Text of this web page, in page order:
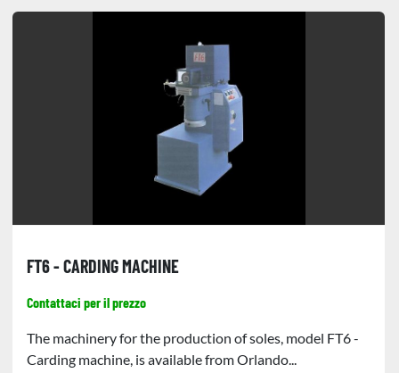
FT6 - CARDING MACHINE
Contattaci per il prezzo
The machinery for the production of soles, model FT6 -
Carding machine, is available from Orlando...